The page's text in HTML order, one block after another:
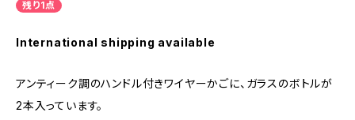
残り1点
International shipping available
アンティーク調のハンドル付きワイヤーかごに、ガラスのボトルが
2本入っています。